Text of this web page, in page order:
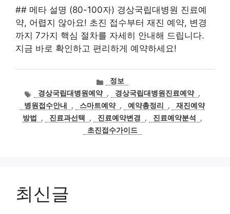
## 메타 설명 (80-100자) 경상국립대병원 진료예
약, 어렵지 않아요! 초진 접수부터 재진 예약, 변경
까지 7가지 핵심 절차를 자세히 안내해 드립니다.
지금 바로 확인하고 편리하게 예약하세요!
카
고
리
정보
태
그
경상국립대병원예약 , 경상국립대병원진료예약 ,
병원접수안내
, 스마트예약 , 예약총정리 ,
재진예약
방법
, 진료과선택 , 진료예약변경 , 진료예약분석
,
초진접수가이드
최신글